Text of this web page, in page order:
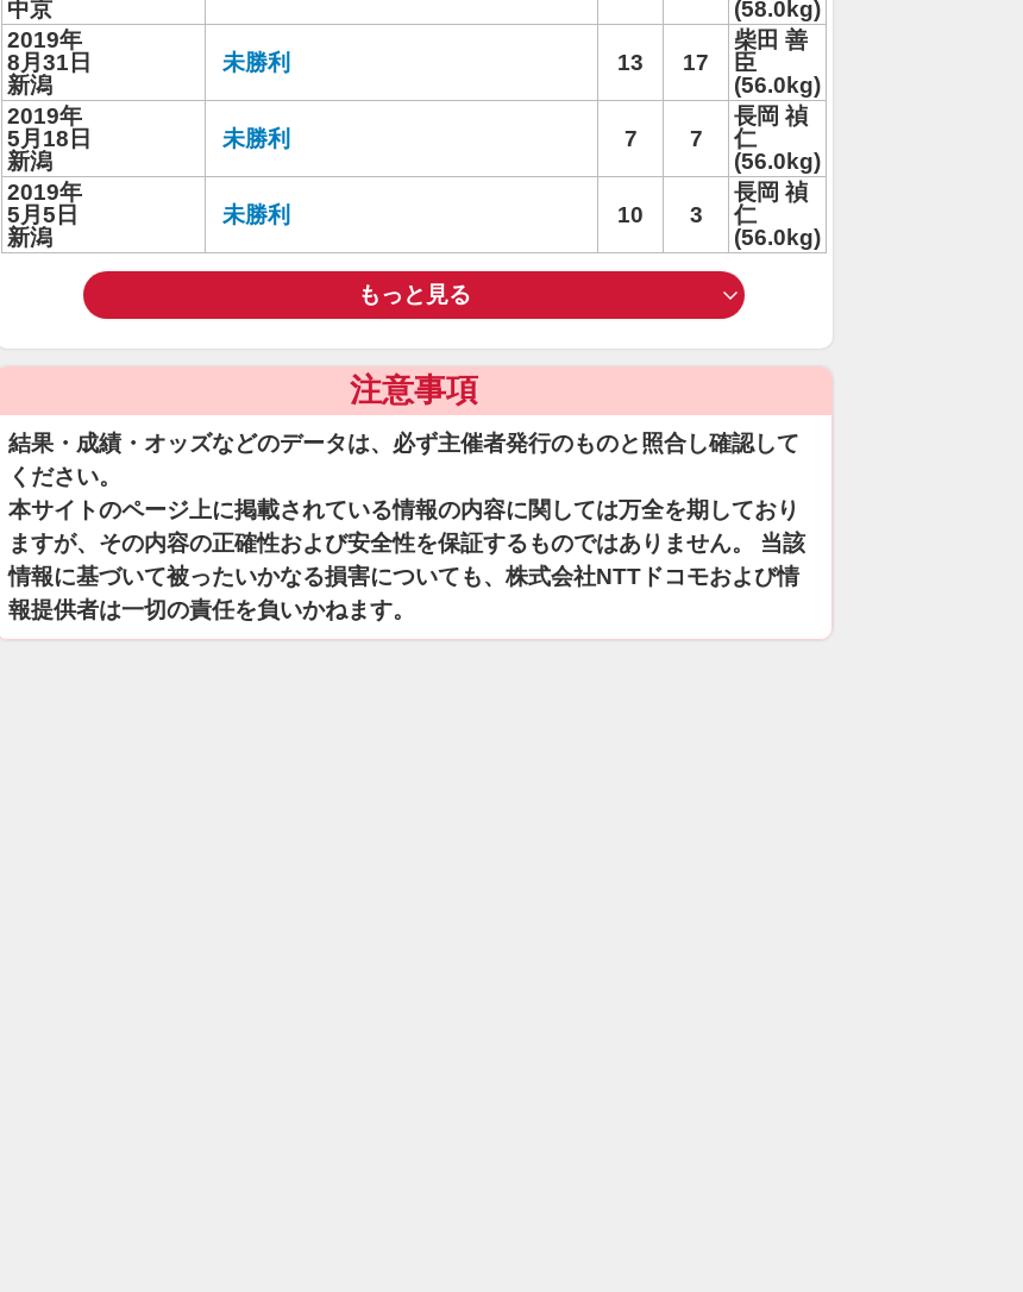
中京
(58.0kg)
2019年
8月31日
新潟
未勝利 13 17
柴田 善
臣
(56.0kg)
2019年
5月18日
新潟
未勝利 7 7
長岡 禎
仁
(56.0kg)
2019年
5月5日
新潟
未勝利 10 3
長岡 禎
仁
(56.0kg)
もっと見る
注意事項
結果・成績・オッズなどのデータは、必ず主催者発行のものと照合し確認して
ください。
本サイトのページ上に掲載されている情報の内容に関しては万全を期しており
ますが、その内容の正確性および安全性を保証するものではありません。 当該
情報に基づいて被ったいかなる損害についても、株式会社NTTドコモおよび情
報提供者は一切の責任を負いかねます。